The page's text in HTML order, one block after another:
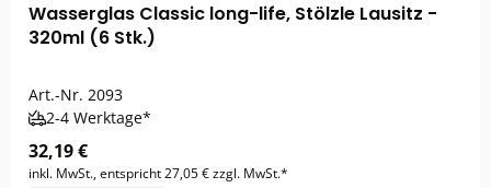
Wasserglas Classic long-life, Stölzle Lausitz -
320ml (6 Stk.)
Art.-Nr. 2093
2-4 Werktage*
32,19 €
inkl. MwSt., entspricht 27,05 € zzgl. MwSt.*